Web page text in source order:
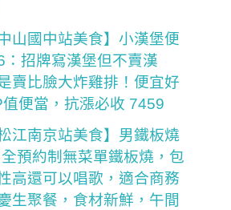
山國中站美食】小漢堡便
：招牌寫漢堡但不賣漢
賣比臉大炸雞排！便宜好
便當，抗漲必收 7459
江南京站美食】男鐵板燒
預約制無菜單鐵板燒，包
高還可以唱歌，適合商務
生聚餐，食材新鮮，午間